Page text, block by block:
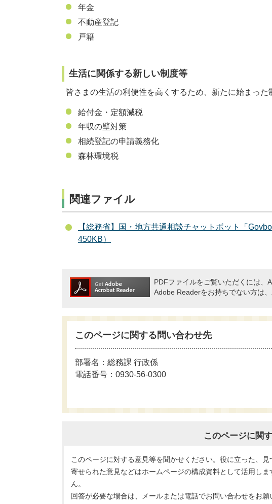
年金
不動産登記
戸籍
生活に関係する新しい制度等
皆さまの生活の利便性を高くするため、新たに始まった
給付金・定額減税
年収の壁対策
相続登記の申請義務化
森林環境税
関連ファイル
【総務省】国・地方共通相談チャットボット「
450KB）
PDFファイルをご覧いただくには、
Adobe Readerをお持ちでない方は
このページに関する問い合わせ先
部署名：総務課 行政係
電話番号：0930-56-0300
このページに関
このページに対する意見等を聞かせください。役に立った、
寄せられた意見などはホームページの構成資料として活用し
ん。
回答が必要な場合は、メールまたは電話でお問い合わせをお願